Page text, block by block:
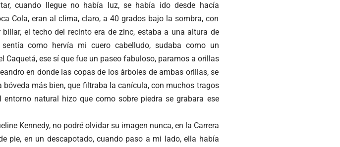
cuando llegue no había luz, se había ido desde hacía
Cola, eran al clima, claro, a 40 grados bajo la sombra, con
el techo del recinto era de zinc, estaba a una altura de
como hervía mi cuero cabelludo, sudaba como un
Caquetá, ese sí que fue un paseo fabuloso, paramos a orillas
en donde las copas de los árboles de ambas orillas, se
más bien, que filtraba la canícula, con muchos tragos
natural hizo que como sobre piedra se grabara ese
Kennedy, no podré olvidar su imagen nunca, en la Carrera
pie, en un descapotado, cuando paso a mi lado, ella había